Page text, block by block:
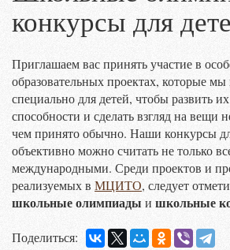
конкурсы для
Приглашаем вас принять участие в
образовательных проектах, которые
специально для детей, чтобы развить
способности и сделать взгляд на вещи
чем принято обычно. Наши конкурсы
объективно можно считать не только
международными. Среди проектов и
реализуемых в МЦИТО, следует
школьные олимпиады и школьные
Поделиться: